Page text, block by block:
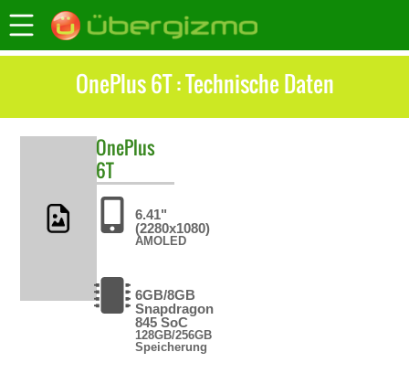
OnePlus 6T : Technische Daten
OnePlus
6T
6.41"
(2280x1080)
AMOLED
6GB/8GB
Snapdragon
845 SoC
128GB/256GB
Speicherung